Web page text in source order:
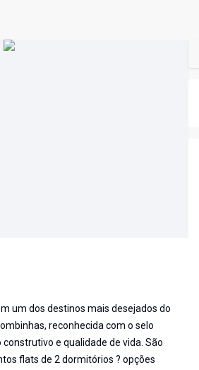
um dos destinos mais desejados do
reconhecida com o selo
e qualidade de vida. São
flats de 2 dormitórios ? opções